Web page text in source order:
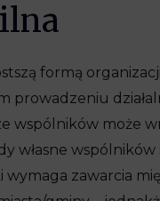
formą
prowadzeniu
wspólników może
własne
wymaga zawarcia